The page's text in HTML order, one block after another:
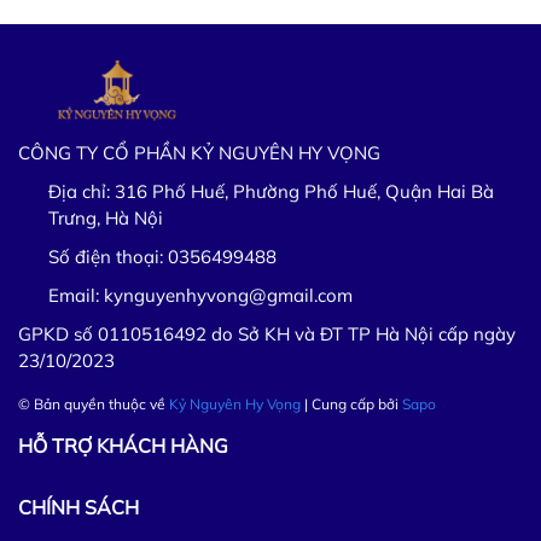
CÔNG TY CỔ PHẦN KỶ NGUYÊN HY VỌNG
Địa chỉ: 316 Phố Huế, Phường Phố Huế, Quận Hai Bà
Trưng, Hà Nội
Số điện thoại: 0356499488
Email: kynguyenhyvong@gmail.com
GPKD số 0110516492 do Sở KH và ĐT TP Hà Nội cấp ngày
23/10/2023
© Bản quyền thuộc về Kỷ Nguyên Hy Vọng | Cung cấp bởi Sapo
HỖ TRỢ KHÁCH HÀNG
CHÍNH SÁCH